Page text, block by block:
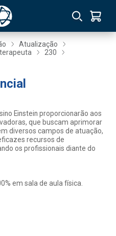
Atualização
230
Einstein proporcionarão aos
que buscam aprimorar
diversos campos de atuação,
recursos de
os profissionais diante do
em sala de aula física.